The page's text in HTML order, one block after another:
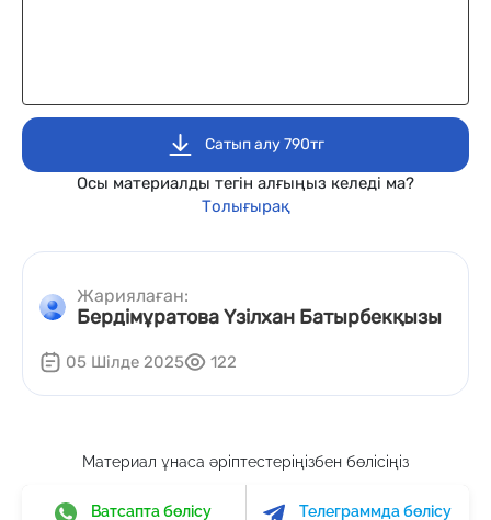
Сатып алу 790тг
Осы материалды тегін алғыңыз келеді ма?
Толығырақ
Жариялаған:
Бердімұратова Үзілхан Батырбекқызы
05 Шілде 2025 122
Материал ұнаса әріптестеріңізбен бөлісіңіз
Ватсапта бөлісу Телеграммда бөлісу